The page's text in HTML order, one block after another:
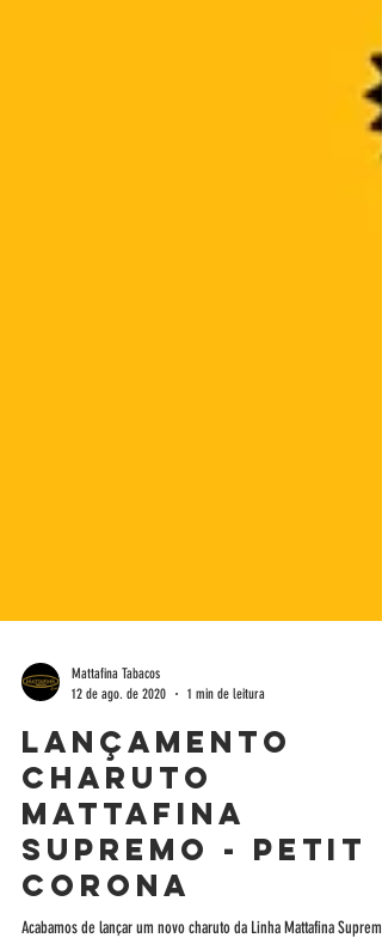
12 de ago. de 2020
1 min de leitura
Lançamento
Charuto
Mattafina
Supremo - Petit
Corona